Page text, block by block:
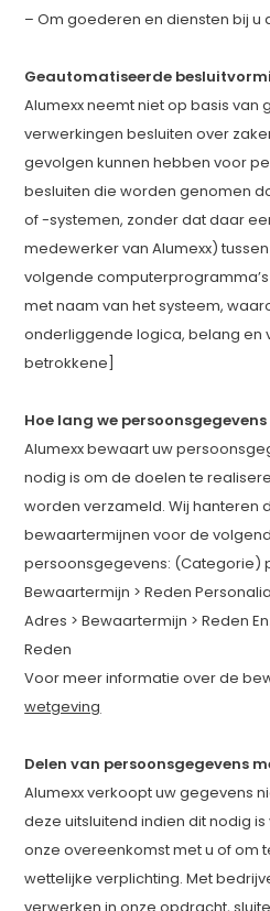
– Om goederen en diensten bij u
Geautomatiseerde
Alumexx neemt niet op basis
verwerkingen besluiten over
gevolgen kunnen hebben voor
besluiten die worden genomen
of -systemen, zonder dat daar
medewerker van Alumexx)
volgende
met naam van het systeem,
onderliggende logica, belang en
betrokkene]
Hoe lang we
Alumexx bewaart uw
nodig is om de doelen te
worden verzameld. Wij hanteren
bewaartermijnen voor de
persoonsgegevens: (Categorie)
Bewaartermijn > Reden
Adres > Bewaartermijn > Reden
Reden
Voor meer informatie over de
wetgeving
Delen van persoonsgegevens
Alumexx verkoopt uw gegevens
deze uitsluitend indien dit nodig
onze overeenkomst met u of om
wettelijke verplichting. Met